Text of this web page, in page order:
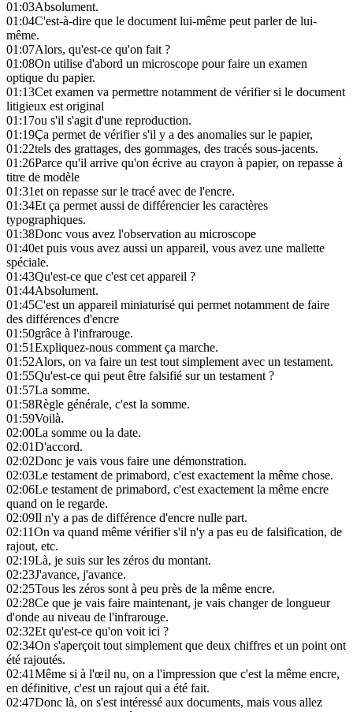
01:03Absolument.
01:04C'est-à-dire que le document lui-même peut parler de lui-
même.
01:07Alors, qu'est-ce qu'on fait ?
01:08On utilise d'abord un microscope pour faire un examen
optique du papier.
01:13Cet examen va permettre notamment de vérifier si le document
litigieux est original
01:17ou s'il s'agit d'une reproduction.
01:19Ça permet de vérifier s'il y a des anomalies sur le papier,
01:22tels des grattages, des gommages, des tracés sous-jacents.
01:26Parce qu'il arrive qu'on écrive au crayon à papier, on repasse à
titre de modèle
01:31et on repasse sur le tracé avec de l'encre.
01:34Et ça permet aussi de différencier les caractères
typographiques.
01:38Donc vous avez l'observation au microscope
01:40et puis vous avez aussi un appareil, vous avez une mallette
spéciale.
01:43Qu'est-ce que c'est cet appareil ?
01:44Absolument.
01:45C'est un appareil miniaturisé qui permet notamment de faire
des différences d'encre
01:50grâce à l'infrarouge.
01:51Expliquez-nous comment ça marche.
01:52Alors, on va faire un test tout simplement avec un testament.
01:55Qu'est-ce qui peut être falsifié sur un testament ?
01:57La somme.
01:58Règle générale, c'est la somme.
01:59Voilà.
02:00La somme ou la date.
02:01D'accord.
02:02Donc je vais vous faire une démonstration.
02:03Le testament de primabord, c'est exactement la même chose.
02:06Le testament de primabord, c'est exactement la même encre
quand on le regarde.
02:09Il n'y a pas de différence d'encre nulle part.
02:11On va quand même vérifier s'il n'y a pas eu de falsification, de
rajout, etc.
02:19Là, je suis sur les zéros du montant.
02:23J'avance, j'avance.
02:25Tous les zéros sont à peu près de la même encre.
02:28Ce que je vais faire maintenant, je vais changer de longueur
d'onde au niveau de l'infrarouge.
02:32Et qu'est-ce qu'on voit ici ?
02:34On s'aperçoit tout simplement que deux chiffres et un point ont
été rajoutés.
02:41Même si à l'œil nu, on a l'impression que c'est la même encre,
en définitive, c'est un rajout qui a été fait.
02:47Donc là, on s'est intéressé aux documents, mais vous allez